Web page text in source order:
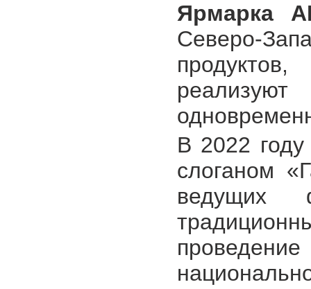
Ярмарка
Северо-
В 2022
слоганом
ведущих